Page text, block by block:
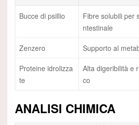
Bucce di psillio
Fibre solubili per
ntestinale
Zenzero Supporto al
Proteine idrolizza
te
Alta digeribilità e
co
ANALISI CHIMICA